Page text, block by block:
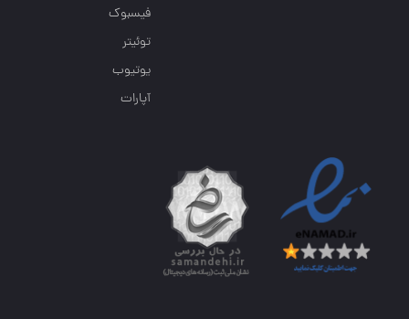
فیسبوک
توئیتر
یوتیوب
آپارات